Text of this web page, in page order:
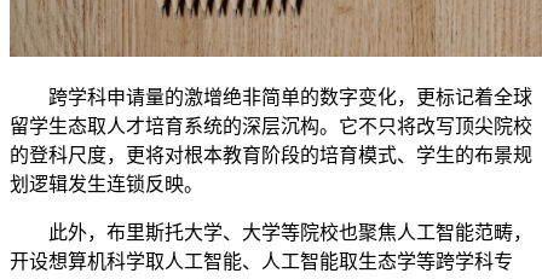
跨学科申请量的激增绝非简单的数字变化，更标记着全球
留学生态取人才培育系统的深层沉构。它不只将改写顶尖院校
的登科尺度，更将对根本教育阶段的培育模式、学生的布景规
划逻辑发生连锁反映。
此外，布里斯托大学、大学等院校也聚焦人工智能范畴，
开设想算机科学取人工智能、人工智能取生态学等跨学科专